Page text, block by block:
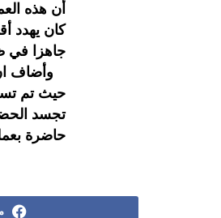
أن هذه
كان يهدد
جاهزا في
وأضاف
تجسد
حاضرة